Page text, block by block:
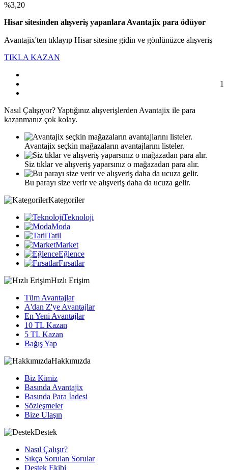
%3,20
Hisar sitesinden alışveriş yapanlara Avantajix para ödüyor
Avantajix'ten tıklayıp Hisar sitesine gidin ve gönlünüzce alışveriş
TIKLA KAZAN
1
Nasıl Çalışıyor?Yaptığınız alışverişlerden Avantajix ile para
kazanmanız çok kolay.
Avantajix seçkin mağazaların avantajlarını listeler.
Siz tıklar ve alışveriş yaparsınız o mağazadan para alır.
Bu parayı size verir ve alışveriş daha da ucuza gelir.
Kategoriler
Teknoloji
Moda
Tatil
Market
Eğlence
Fırsatlar
Hızlı Erişim
Tüm Avantajlar
A'dan Z'ye Avantajlar
En Yeni Avantajlar
10 TL Kazan
5 TL Kazan
Bağış Yap
Hakkımızda
Biz Kimiz
Basında Avantajix
Basında Para İadesi
Sözleşmeler
Bize Ulaşın
Destek
Nasıl Çalışır?
Sıkça Sorulan Sorular
Destek Ekibi